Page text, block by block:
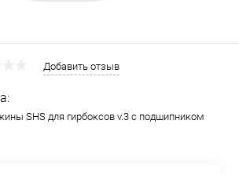
Добавить отзыв
SHS для гирбоксов v.3 с подшипником